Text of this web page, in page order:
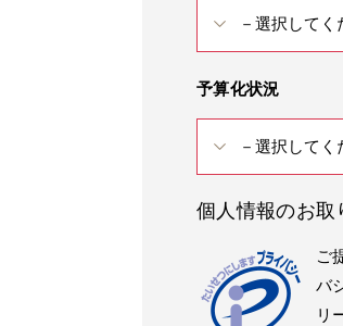
予算化状況
個人情報のお取
ご
バ
リ